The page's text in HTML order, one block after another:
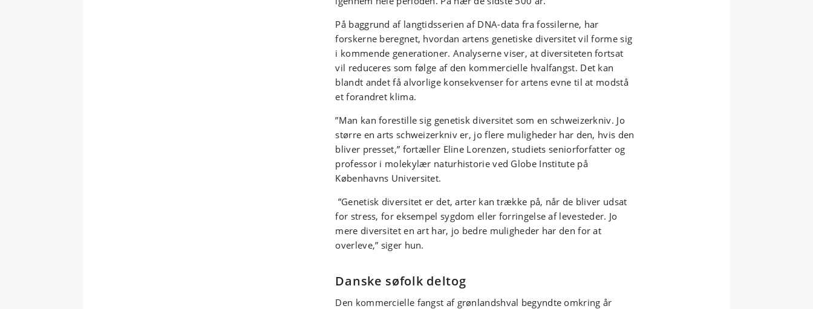
På baggrund af langtidsserien af DNA-data fra fossilerne, har
forskerne beregnet, hvordan artens genetiske diversitet vil forme sig
i kommende generationer. Analyserne viser, at diversiteten fortsat
vil reduceres som følge af den kommercielle hvalfangst. Det kan
blandt andet få alvorlige konsekvenser for artens evne til at modstå
et forandret klima.
”Man kan forestille sig genetisk diversitet som en schweizerkniv. Jo
større en arts schweizerkniv er, jo flere muligheder har den, hvis den
bliver presset,” fortæller Eline Lorenzen, studiets seniorforfatter og
professor i molekylær naturhistorie ved Globe Institute på
Københavns Universitet.
”Genetisk diversitet er det, arter kan trække på, når de bliver udsat
for stress, for eksempel sygdom eller forringelse af levesteder. Jo
mere diversitet en art har, jo bedre muligheder har den for at
overleve,” siger hun.
Danske søfolk deltog
Den kommercielle fangst af grønlandshval begyndte omkring år